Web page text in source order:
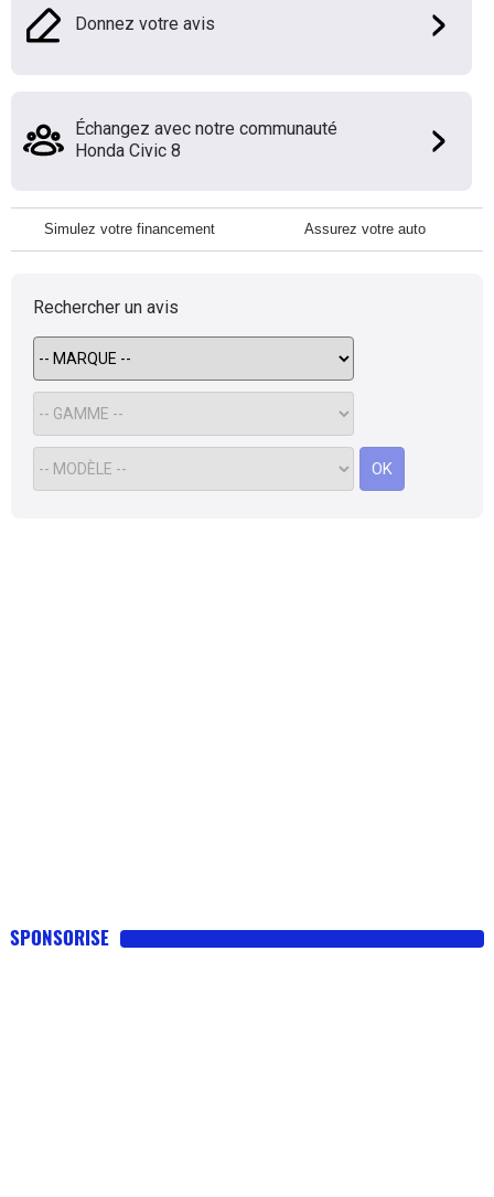
Donnez votre avis
Échangez avec notre communauté
Honda Civic 8
Simulez votre financement Assurez votre auto
Rechercher un avis
OK
SPONSORISE